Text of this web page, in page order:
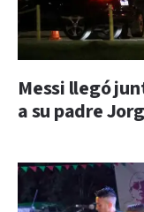
Messi llegó
a su padre